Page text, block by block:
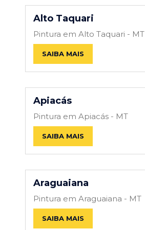
Alto Taquari
Pintura em Alto Taquari - MT
SAIBA MAIS
Apiacás
Pintura em Apiacás - MT
SAIBA MAIS
Araguaiana
Pintura em Araguaiana - MT
SAIBA MAIS